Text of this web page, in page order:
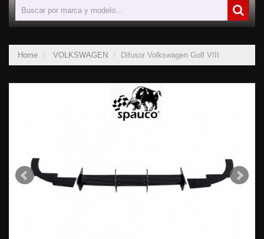
Home VOLKSWAGEN Difusor Volkswagen Golf VIII